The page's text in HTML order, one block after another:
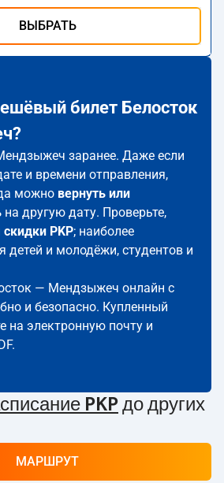
ВЫБРАТЬ
билет Белосток
заранее. Даже если
и времени отправления,
можно вернуть или
на другую дату. Проверьте,
скидки PKP; наиболее
детей и молодёжи, студентов и
— Мендзыжеч онлайн с
и безопасно. Купленный
на электронную почту и
PKP до других
МАРШРУТ